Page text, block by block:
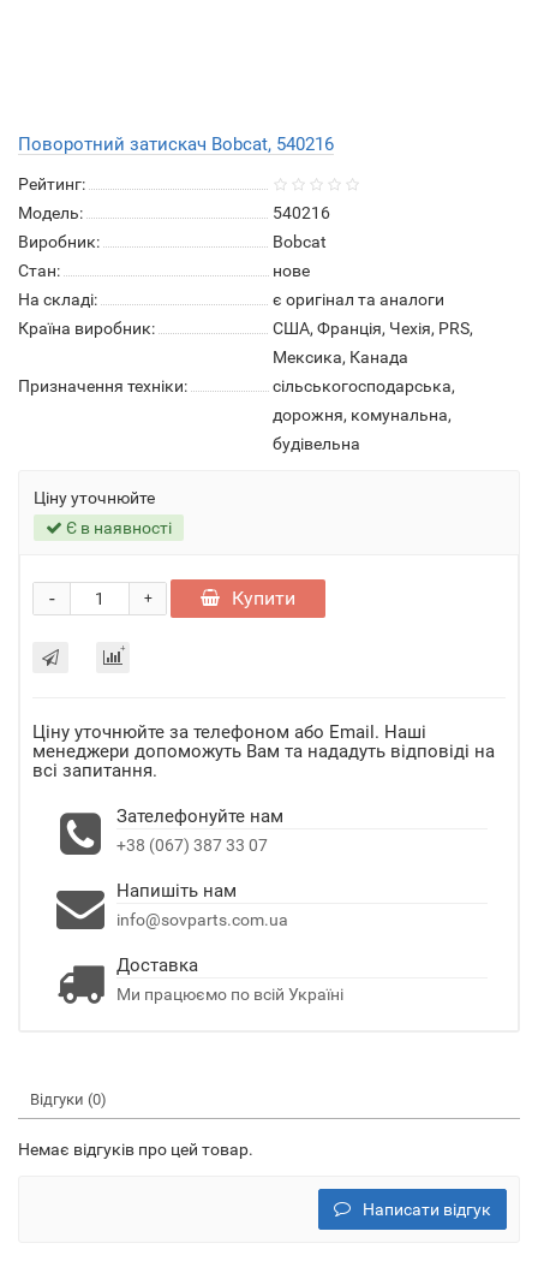
Поворотний затискач Bobcat, 540216
Рейтинг:
Модель:
540216
Виробник:
Bobcat
Стан:
нове
На складі:
є оригінал та аналоги
Країна виробник:
США, Франція, Чехія, PRS,
Мексика, Канада
Призначення техніки:
сільськогосподарська,
дорожня, комунальна,
будівельна
Ціну уточнюйте
Є в наявності
+
- Купити
Ціну уточнюйте за телефоном або Email. Наші
менеджери допоможуть Вам та нададуть відповіді на
всі запитання.
Зателефонуйте нам
+38 (067) 387 33 07
Напишіть нам
info@sovparts.com.ua
Доставка
Ми працюємо по всій Україні
Відгуки (0)
Немає відгуків про цей товар.
Написати відгук